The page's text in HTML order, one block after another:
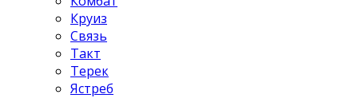
Круиз
Связь
Такт
Терек
Ястреб